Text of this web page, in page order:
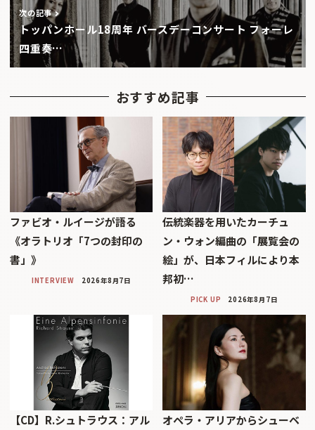
次の記事
トッパンホール18周年 バースデーコンサート フォーレ
四重奏…
おすすめ記事
ファビオ・ルイージが語る
《オラトリオ「7つの封印の
書」》
INTERVIEW 2026年8月7日
伝統楽器を用いたカーチュ
ン・ウォン編曲の「展覧会の
絵」が、日本フィルにより本
邦初…
PICK UP 2026年8月7日
【CD】R.シュトラウス：アル
オペラ・アリアからシューベ